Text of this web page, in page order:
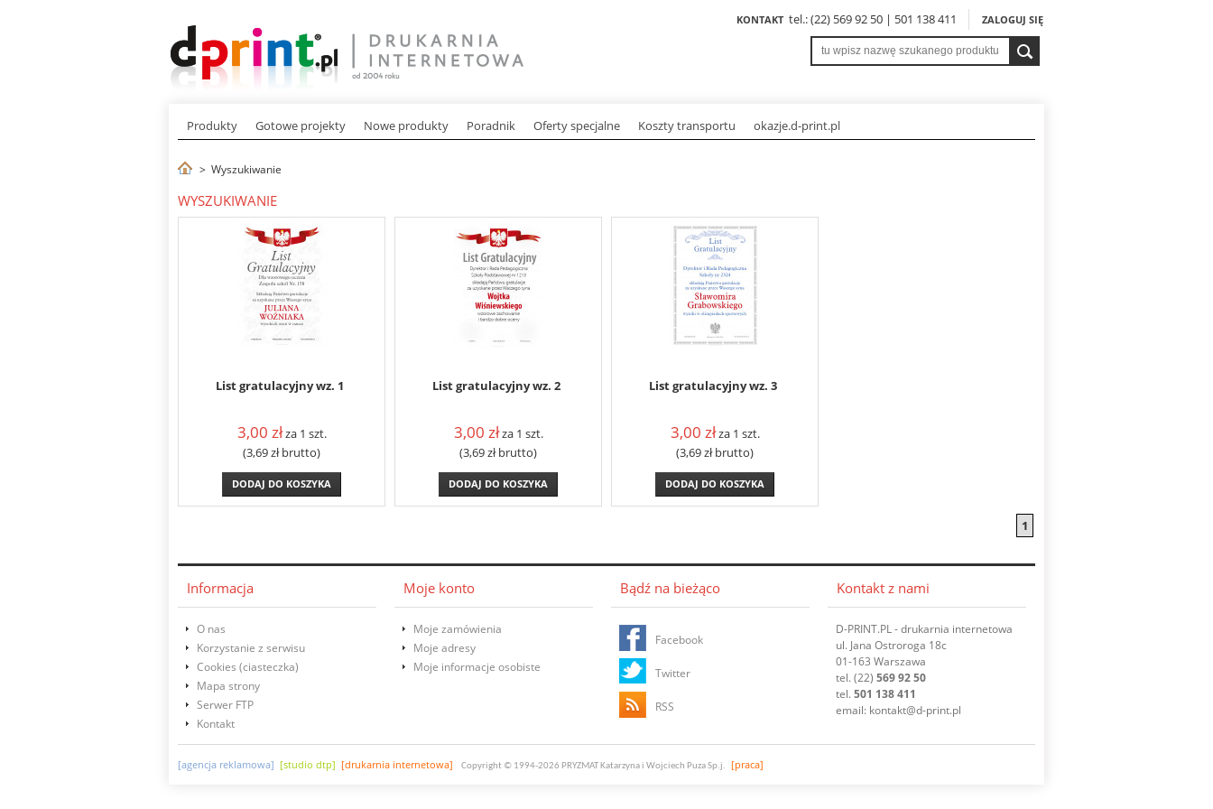
KONTAKTtel.: (22) 569 92 50 | 501 138 411 ZALOGUJ SIĘ
Produkty Gotowe projekty Nowe produkty Poradnik Oferty specjalne Koszty transportu okazje.d-print.pl
> Wyszukiwanie
WYSZUKIWANIE
List gratulacyjny wz. 1
3,00 złza 1 szt.
(3,69złbrutto)
DODAJ DO KOSZYKA
List gratulacyjny wz. 2
3,00 złza 1 szt.
(3,69złbrutto)
DODAJ DO KOSZYKA
List gratulacyjny wz. 3
3,00 złza 1 szt.
(3,69złbrutto)
DODAJ DO KOSZYKA
1
Informacja
O nas
Korzystanie z serwisu
Cookies (ciasteczka)
Mapa strony
Serwer FTP
Kontakt
[agencja reklamowa] [studio dtp] [drukarnia internetowa] Copyright © 1994-2026 PRYZMAT Katarzyna i Wojciech Puza Sp.j. [praca]
Moje konto
Moje zamówienia
Moje adresy
Moje informacje osobiste
Bądź na bieżąco
Facebook
Twitter
RSS
Kontakt z nami
D-PRINT.PL - drukarnia internetowa
ul. Jana Ostroroga 18c
01-163 Warszawa
tel.(22) 569 92 50
tel.501 138 411
email: kontakt@d-print.pl